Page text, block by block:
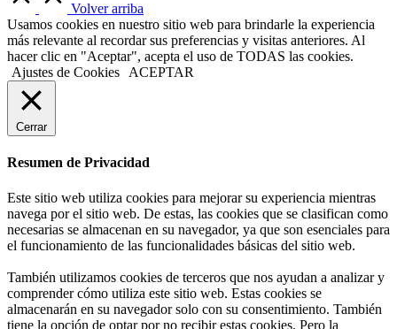
Volver arriba
Usamos cookies en nuestro sitio web para brindarle la experiencia
más relevante al recordar sus preferencias y visitas anteriores. Al
hacer clic en "Aceptar", acepta el uso de TODAS las cookies.
Ajustes de Cookies
ACEPTAR
Cerrar
Resumen de Privacidad
Este sitio web utiliza cookies para mejorar su experiencia mientras
navega por el sitio web. De estas, las cookies que se clasifican como
necesarias se almacenan en su navegador, ya que son esenciales para
el funcionamiento de las funcionalidades básicas del sitio web.
También utilizamos cookies de terceros que nos ayudan a analizar y
comprender cómo utiliza este sitio web. Estas cookies se
almacenarán en su navegador solo con su consentimiento. También
tiene la opción de optar por no recibir estas cookies. Pero la